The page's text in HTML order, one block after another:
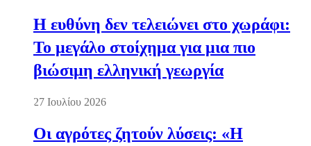
Η ευθύνη δεν τελειώνει στο χωράφι:
Το μεγάλο στοίχημα για μια πιο
βιώσιμη ελληνική γεωργία
27 Ιουλίου 2026
Οι αγρότες ζητούν λύσεις: «Η